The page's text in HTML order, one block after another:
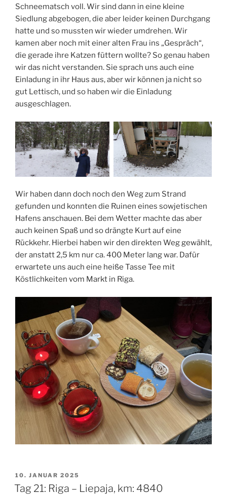
Schneematsch voll. Wir sind dann in eine kleine
Siedlung abgebogen, die aber leider keinen Durchgang
hatte und so mussten wir wieder umdrehen. Wir
kamen aber noch mit einer alten Frau ins „Gespräch“,
die gerade ihre Katzen füttern wollte? So genau haben
wir das nicht verstanden. Sie sprach uns auch eine
Einladung in ihr Haus aus, aber wir können ja nicht so
gut Lettisch, und so haben wir die Einladung
ausgeschlagen.
Wir haben dann doch noch den Weg zum Strand
gefunden und konnten die Ruinen eines sowjetischen
Hafens anschauen. Bei dem Wetter machte das aber
auch keinen Spaß und so drängte Kurt auf eine
Rückkehr. Hierbei haben wir den direkten Weg gewählt,
der anstatt 2,5 km nur ca. 400 Meter lang war. Dafür
erwartete uns auch eine heiße Tasse Tee mit
Köstlichkeiten vom Markt in Riga.
VERÖFFENTLICHT
AM
10. JANUAR 2025
Tag 21: Riga – Liepaja, km: 4840